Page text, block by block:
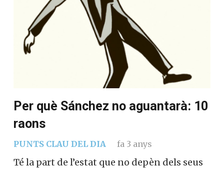
Per què Sánchez no aguantarà: 10
raons
PUNTS CLAU DEL DIA fa 3 anys
Té la part de l’estat que no depèn dels seus